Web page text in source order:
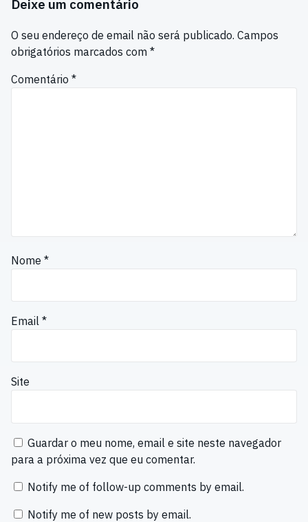
Deixe um comentário
O seu endereço de email não será publicado. Campos
obrigatórios marcados com *
Comentário *
Nome *
Email *
Site
Guardar o meu nome, email e site neste navegador
para a próxima vez que eu comentar.
Notify me of follow-up comments by email.
Notify me of new posts by email.